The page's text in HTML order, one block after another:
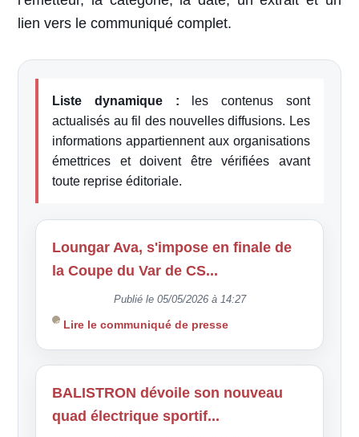
lien vers le communiqué complet.
Liste dynamique : les contenus sont
actualisés au fil des nouvelles diffusions. Les
informations appartiennent aux organisations
émettrices et doivent être vérifiées avant
toute reprise éditoriale.
Loungar Ava, s'impose en finale de
la Coupe du Var de CS...
Publié le 05/05/2026 à 14:27
Lire le communiqué de presse
BALISTRON dévoile son nouveau
quad électrique sportif...